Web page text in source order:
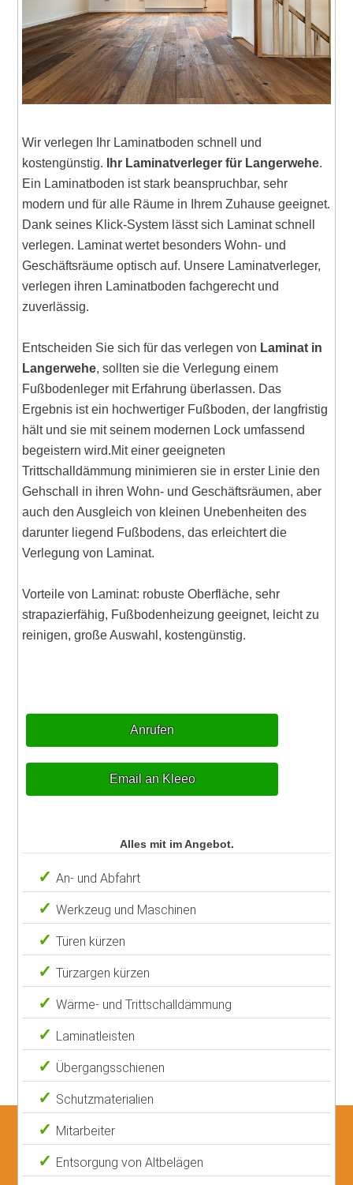
Wir verlegen Ihr Laminatboden schnell und
kostengünstig.
Ihr Laminatverleger für Langerwehe.
Ein Laminatboden ist stark beanspruchbar, sehr
modern und für alle Räume in Ihrem Zuhause geeignet.
Dank seines Klick-System lässt sich Laminat schnell
verlegen. Laminat wertet besonders Wohn- und
Geschäftsräume optisch auf. Unsere Laminatverleger,
verlegen ihren Laminatboden fachgerecht und
zuverlässig.
Entscheiden Sie sich für das verlegen von Laminat in
Langerwehe, sollten sie die Verlegung einem
Fußbodenleger mit Erfahrung überlassen. Das
Ergebnis ist ein hochwertiger Fußboden, der langfristig
hält und sie mit seinem modernen Lock umfassend
begeistern wird.Mit einer geeigneten
Trittschalldämmung minimieren sie in erster Linie den
Gehschall in ihren Wohn- und Geschäftsräumen, aber
auch den Ausgleich von kleinen Unebenheiten des
darunter liegend Fußbodens, das erleichtert die
Verlegung von Laminat.
Vorteile von Laminat: robuste Oberfläche, sehr
strapazierfähig, Fußbodenheizung geeignet, leicht zu
reinigen, große Auswahl, kostengünstig.
Anrufen
Email an Kleeo
Alles mit im Angebot.
An- und Abfahrt
Werkzeug und Maschinen
Türen kürzen
Türzargen kürzen
Wärme- und Trittschalldämmung
Laminatleisten
Übergangsschienen
Schutzmaterialien
Mitarbeiter
Entsorgung von Altbelägen